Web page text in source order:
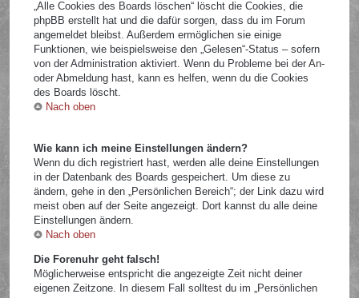
„Alle Cookies des Boards löschen“ löscht die Cookies, die
phpBB erstellt hat und die dafür sorgen, dass du im Forum
angemeldet bleibst. Außerdem ermöglichen sie einige
Funktionen, wie beispielsweise den „Gelesen“-Status – sofern
von der Administration aktiviert. Wenn du Probleme bei der An-
oder Abmeldung hast, kann es helfen, wenn du die Cookies
des Boards löscht.
Nach oben
Wie kann ich meine Einstellungen ändern?
Wenn du dich registriert hast, werden alle deine Einstellungen
in der Datenbank des Boards gespeichert. Um diese zu
ändern, gehe in den „Persönlichen Bereich“; der Link dazu wird
meist oben auf der Seite angezeigt. Dort kannst du alle deine
Einstellungen ändern.
Nach oben
Die Forenuhr geht falsch!
Möglicherweise entspricht die angezeigte Zeit nicht deiner
eigenen Zeitzone. In diesem Fall solltest du im „Persönlichen